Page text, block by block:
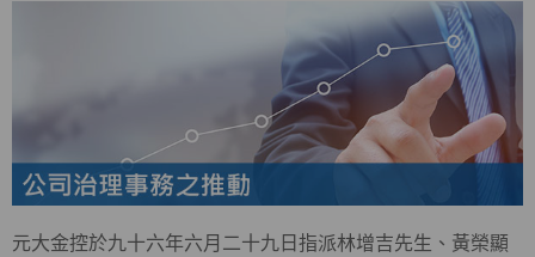
元大金控於九十六年六月二十九日指派林增吉先生、黃榮顯